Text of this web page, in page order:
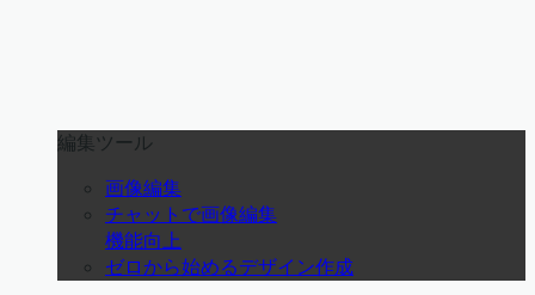
編集ツール
画像編集
チャットで画像編集
機能向上
ゼロから始めるデザイン作成